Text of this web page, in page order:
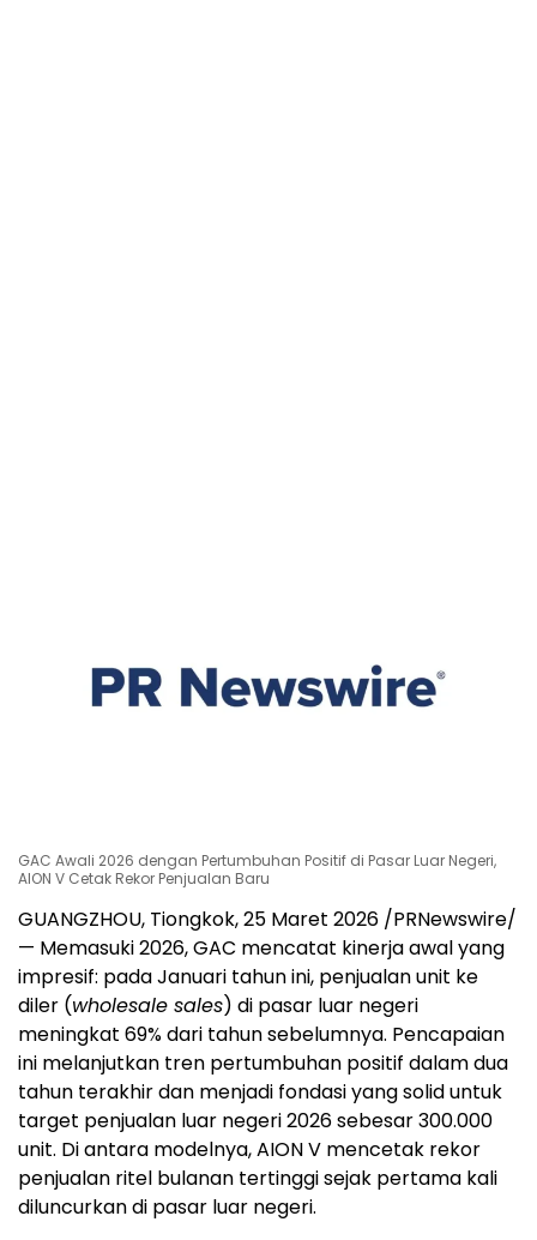
GAC Awali 2026 dengan Pertumbuhan Positif di Pasar Luar Negeri,
AION V Cetak Rekor Penjualan Baru
GUANGZHOU, Tiongkok,25 Maret 2026 /PRNewswire/
— Memasuki 2026, GAC mencatat kinerja awal yang
impresif: pada Januari tahun ini, penjualan unit ke
diler (wholesale sales) di pasar luar negeri
meningkat 69% dari tahun sebelumnya. Pencapaian
ini melanjutkan tren pertumbuhan positif dalam dua
tahun terakhir dan menjadi fondasi yang solid untuk
target penjualan luar negeri 2026 sebesar 300.000
unit. Di antara modelnya, AION V mencetak rekor
penjualan ritel bulanan tertinggi sejak pertama kali
diluncurkan di pasar luar negeri.